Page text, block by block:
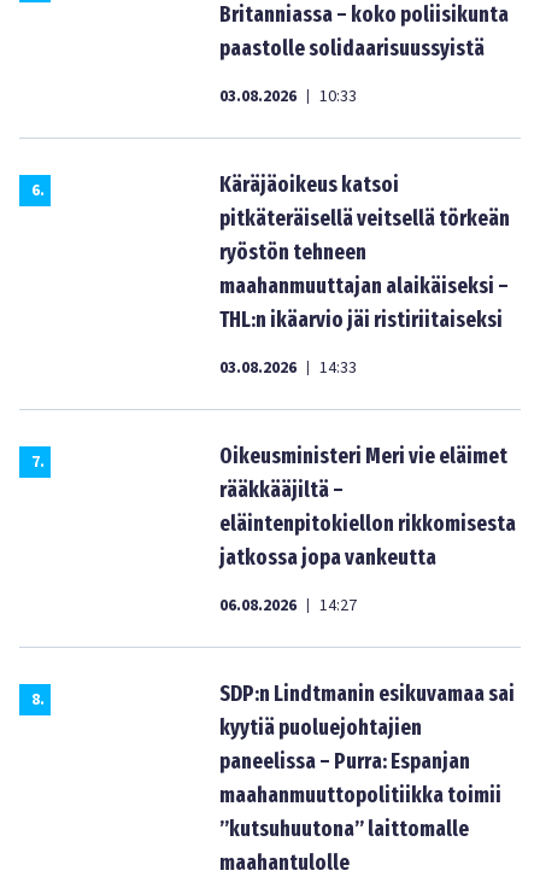
Britanniassa – koko poliisikunta
paastolle solidaarisuussyistä
03.08.2026 | 10:33
6.
Käräjäoikeus katsoi
pitkäteräisellä veitsellä törkeän
ryöstön tehneen
maahanmuuttajan alaikäiseksi –
THL:n ikäarvio jäi ristiriitaiseksi
03.08.2026 | 14:33
7.
Oikeusministeri Meri vie eläimet
rääkkääjiltä –
eläintenpitokiellon rikkomisesta
jatkossa jopa vankeutta
06.08.2026 | 14:27
8.
SDP:n Lindtmanin esikuvamaa sai
kyytiä puoluejohtajien
paneelissa – Purra: Espanjan
maahanmuuttopolitiikka toimii
”kutsuhuutona” laittomalle
maahantulolle